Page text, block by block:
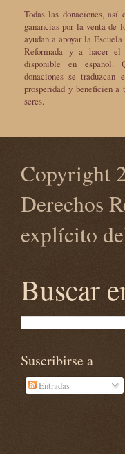
Todas las donaciones, así
ganancias por la venta de
ayudan a apoyar la
Reformada y a hacer el
disponible en español.
donaciones se traduzcan
prosperidad y beneficien a
seres.
Copyright
Derechos
explícito
Buscar
Suscribirse a
Entradas